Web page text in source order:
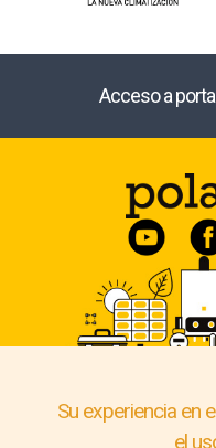
Acceso a
Su experiencia en
el